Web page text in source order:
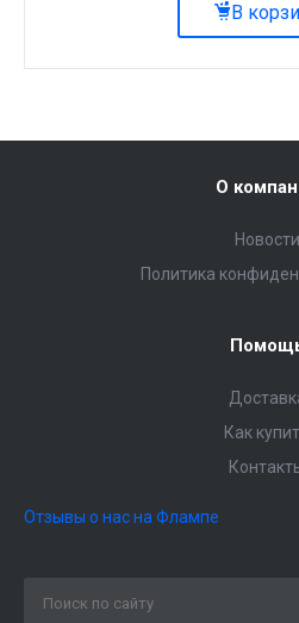
В
О
Новости
Политика
Как
Отзывы о нас на Флампе